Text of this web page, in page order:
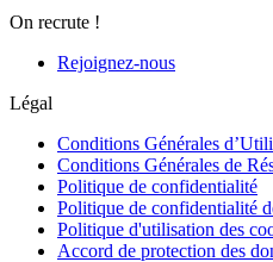
On recrute !
Rejoignez-nous
Légal
Conditions Générales
Conditions Générales de
Politique de confidentialité
Politique de confidentialité
Politique d'utilisation des
Accord de protection des